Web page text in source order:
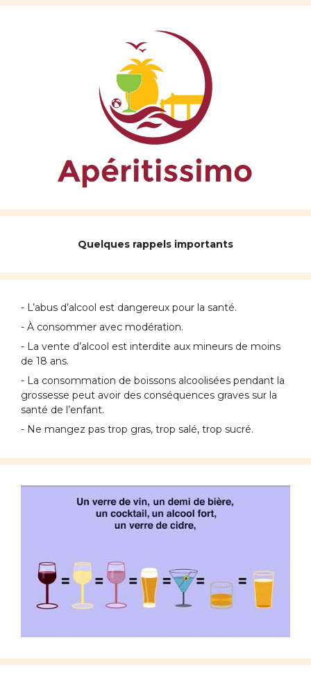
Quelques rappels importants
- L’abus d’alcool est dangereux pour la santé.
- À consommer avec modération.
- La vente d’alcool est interdite aux mineurs de moins
de 18 ans.
- La consommation de boissons alcoolisées pendant la
grossesse peut avoir des conséquences graves sur la
santé de l’enfant.
- Ne mangez pas trop gras, trop salé, trop sucré.